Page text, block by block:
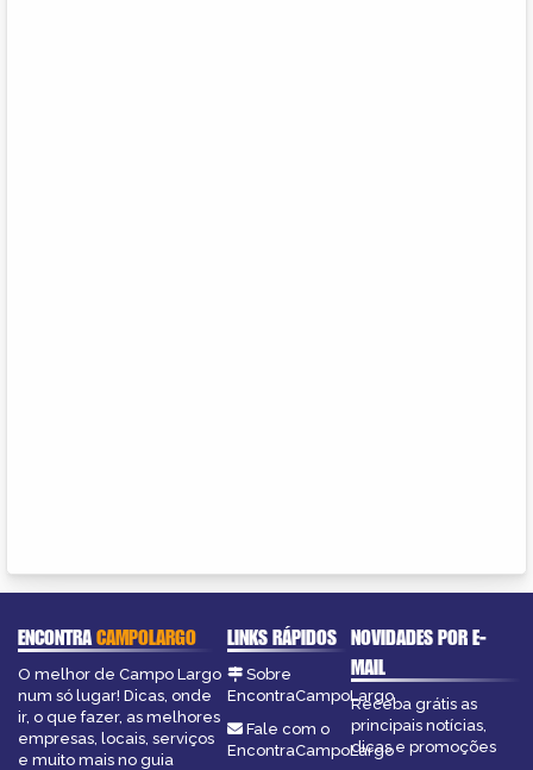
ENCONTRACAMPOLARGO
O melhor de Campo Largo
num só lugar! Dicas, onde
ir, o que fazer, as melhores
empresas, locais, serviços
e muito mais no guia
LINKS RÁPIDOS
Sobre
EncontraCampoLargo
Fale com o
EncontraCampoLargo
NOVIDADES POR E-
MAIL
Receba grátis as
principais notícias,
dicas e promoções